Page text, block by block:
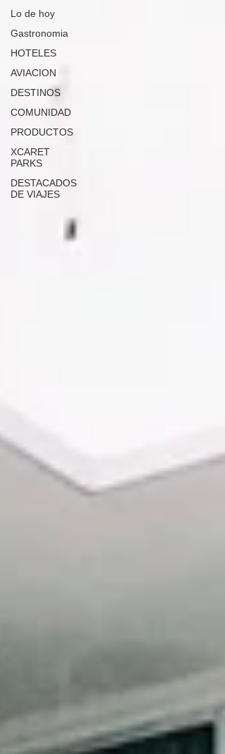
Lo de hoy
Gastronomia
HOTELES
AVIACION
DESTINOS
COMUNIDAD
PRODUCTOS
XCARET
PARKS
DESTACADOS
DE VIAJES